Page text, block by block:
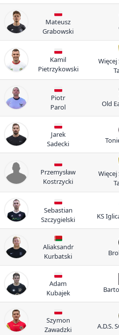
Mateusz
Grabowski
Kamil
Pietrzykowski
Piotr
Parol
Old
Jarek
Sadecki
Przemysław
Kostrzycki
Sebastian
Szczygielski
KS
Aliaksandr
Kurbatski
Adam
Kubajek
Szymon
Zawadzki
A.D.S.